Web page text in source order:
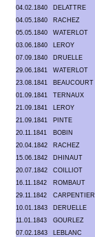
04.02.1840
DELATTRE
04.05.1840
RACHEZ
05.05.1840
WATERLOT
03.06.1840
LEROY
07.09.1840
DRUELLE
29.06.1841
WATERLOT
23.08.1841
BEAUCOURT
01.09.1841
TERNAUX
21.09.1841
LEROY
21.09.1841
PINTE
20.11.1841
BOBIN
20.04.1842
RACHEZ
15.06.1842
DHINAUT
20.07.1842
COILLIOT
16.11.1842
ROMBAUT
29.11.1842
CARPENTIER
10.01.1843
DERUELLE
11.01.1843
GOURLEZ
07.02.1843
LEBLANC